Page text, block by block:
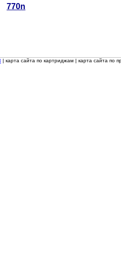
770n
| карта сайта по картриджам | карта сайта по